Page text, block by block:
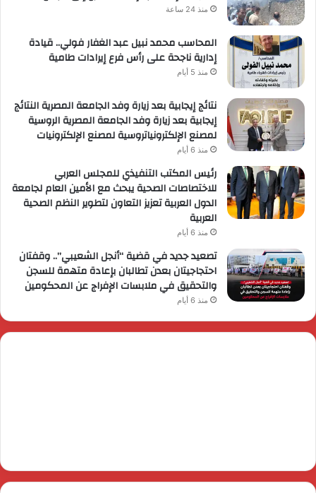
منذ 24 ساعة
المحاسب محمد نبيل عبد الغفار فولي.. قيادة
إدارية ناجحة على رأس فرع إيرادات طامية
منذ 5 أيام
نتائج إيجابية بعد زيارة وفد الجامعة المصرية النتائج
إيجابية بعد زيارة وفد الجامعة المصرية الروسية
لمصنع الإلكترونياتروسية لمصنع الإلكترونيات
منذ 6 أيام
رئيس المكتب التنفيذي للمجلس العربي
للاختصاصات الصحية يبحث مع الأمين العام لجامعة
الدول العربية تعزيز التعاون لتطوير النظم الصحية
العربية
منذ 6 أيام
تصعيد جديد في قضية “أنجل الشعيبي”.. وقفتان
احتجاجيتان بعدن تطالبان بإعادة متهمة للسجن
والتحقيق في ملابسات الإفراج عن المحكومين
منذ 6 أيام